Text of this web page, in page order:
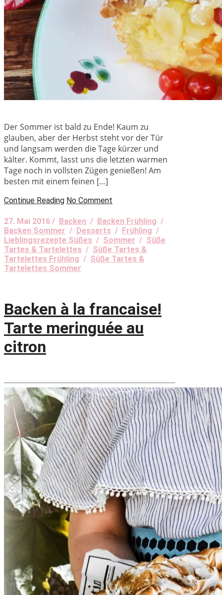
Der Sommer ist bald zu Ende! Kaum zu
glauben, aber der Herbst steht vor der Tür
und langsam werden die Tage kürzer und
kälter. Kommt, lasst uns die letzten warmen
Tage noch in vollsten Zügen genießen! Am
besten mit einem feinen […]
Continue Reading No Comment
27. Mai 2016 / Backen / Backen Frühling /
Backen Sommer / Desserts / Frühling /
Lieblingsrezepte Süßes / Sommer / Süße
Tartes & Tartelettes / Süße Tartes &
Tartelettes Frühling / Süße Tartes &
Tartelettes Sommer
Backen à la francaise!
Tarte meringuée au
citron